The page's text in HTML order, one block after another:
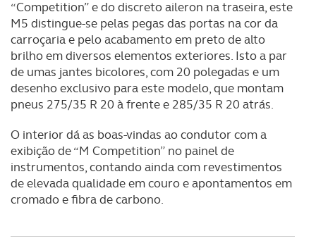
dados pessoais serão realizadas apenas com o seu
consentimento e quando tal se afigure estritamente
necessário no contexto dos serviços a prestar.
Realçamos que o bloqueio de certo tipo de Cookies e
tecnologias similares pode ter impacto na sua
disponibilizados.
Consulte a política de cookies do site.
“Competition” e do discreto aileron na traseira, este
M5 distingue-se pelas pegas das portas na cor da
carroçaria e pelo acabamento em preto de alto
brilho em diversos elementos exteriores. Isto a par
de umas jantes bicolores, com 20 polegadas e um
desenho exclusivo para este modelo, que montam
pneus 275/35 R 20 à frente e 285/35 R 20 atrás.
O interior dá as boas-vindas ao condutor com a
exibição de “M Competition” no painel de
instrumentos, contando ainda com revestimentos
de elevada qualidade em couro e apontamentos em
cromado e fibra de carbono.